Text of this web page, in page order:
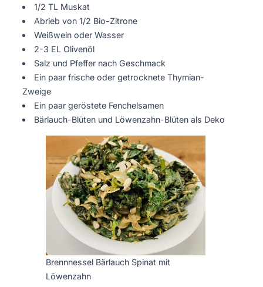
1/2 TL Muskat
Abrieb von 1/2 Bio-Zitrone
Weißwein oder Wasser
2-3 EL Olivenöl
Salz und Pfeffer nach Geschmack
Ein paar frische oder getrocknete Thymian-
Zweige
Ein paar geröstete Fenchelsamen
Bärlauch-Blüten und Löwenzahn-Blüten als Deko
Brennnessel Bärlauch Spinat mit
Löwenzahn